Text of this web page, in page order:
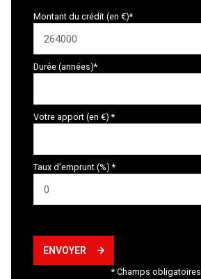
Montant du crédit (en €)*
Durée (années)*
Votre apport (en €) *
Taux d'emprunt (%) *
ENVOYER
* Champs obligatoires